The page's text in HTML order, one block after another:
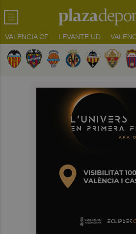
VALENCIA CF LEVANTE UD